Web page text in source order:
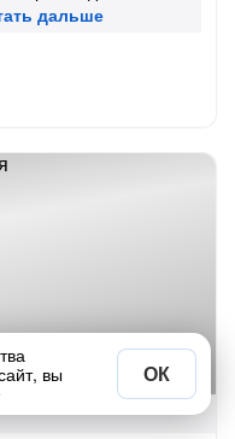
На машине
7.5 часов
вы
ОК